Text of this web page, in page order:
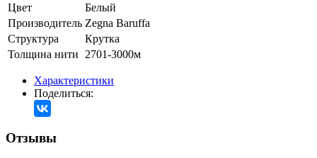
Цвет
Белый
Производитель Zegna Baruffa
Структура
Крутка
Толщина нити 2701-3000м
Характеристики
Поделиться:
Отзывы